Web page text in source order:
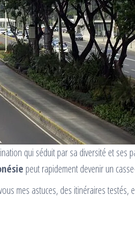
qui séduit par sa diversité et ses
peut rapidement devenir un
mes astuces, des itinéraires testés,